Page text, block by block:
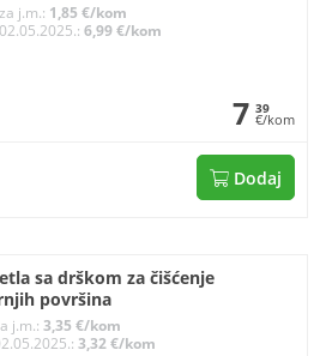
j.m.: 1,85 €/kom
6,99 €/kom
7 39
€/kom
Dodaj
sa drškom za čišćenje
površina
j.m.: 3,35 €/kom
3,32 €/kom